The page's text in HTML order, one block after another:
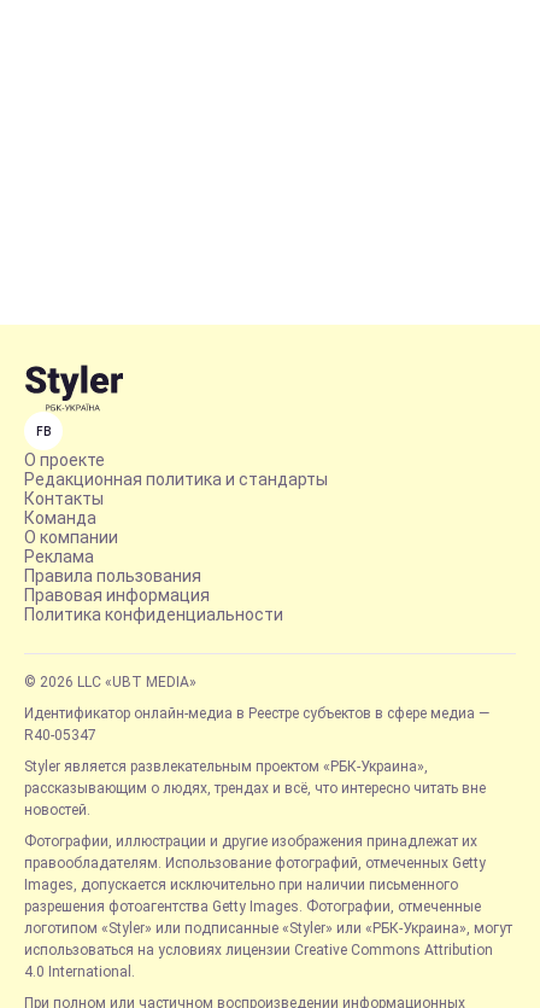
FB
О проекте
Редакционная политика и стандарты
Контакты
Команда
О компании
Реклама
Правила пользования
Правовая информация
Политика конфиденциальности
© 2026 LLC «UBT MEDIA»
Идентификатор онлайн-медиа в Реестре субъектов в сфере медиа —
R40-05347
Styler является развлекательным проектом «РБК-Украина»,
рассказывающим о людях, трендах и всё, что интересно читать вне
новостей.
Фотографии, иллюстрации и другие изображения принадлежат их
правообладателям. Использование фотографий, отмеченных Getty
Images, допускается исключительно при наличии письменного
разрешения фотоагентства Getty Images. Фотографии, отмеченные
логотипом «Styler» или подписанные «Styler» или «РБК-Украина», могут
использоваться на условиях лицензии Creative Commons Attribution
4.0 International.
При полном или частичном воспроизведении информационных